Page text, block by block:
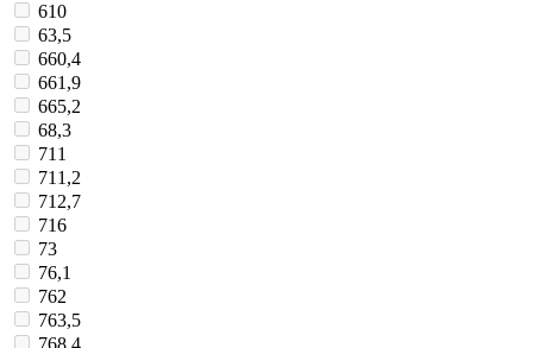
610
63,5
660,4
661,9
665,2
68,3
711
711,2
712,7
716
73
76,1
762
763,5